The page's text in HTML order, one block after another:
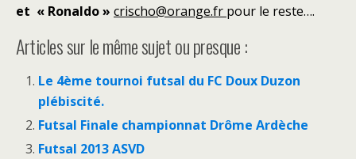
et « Ronaldo » crischo@orange.fr pour le reste….
Articles sur le même sujet ou presque :
Le 4ème tournoi futsal du FC Doux Duzon
plébiscité.
Futsal Finale championnat Drôme Ardèche
Futsal 2013 ASVD